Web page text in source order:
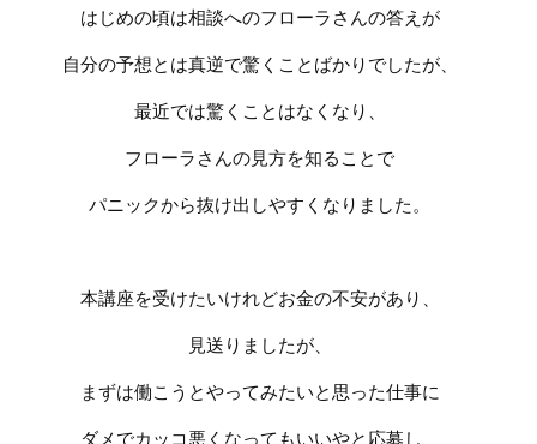
はじめの頃は相談へのフローラさんの答えが
自分の予想とは真逆で驚くことばかりでしたが、
最近では驚くことはなくなり、
フローラさんの見方を知ることで
パニックから抜け出しやすくなりました。
本講座を受けたいけれどお金の不安があり、
見送りましたが、
まずは働こうとやってみたいと思った仕事に
ダメでカッコ悪くなってもいいやと応募し、